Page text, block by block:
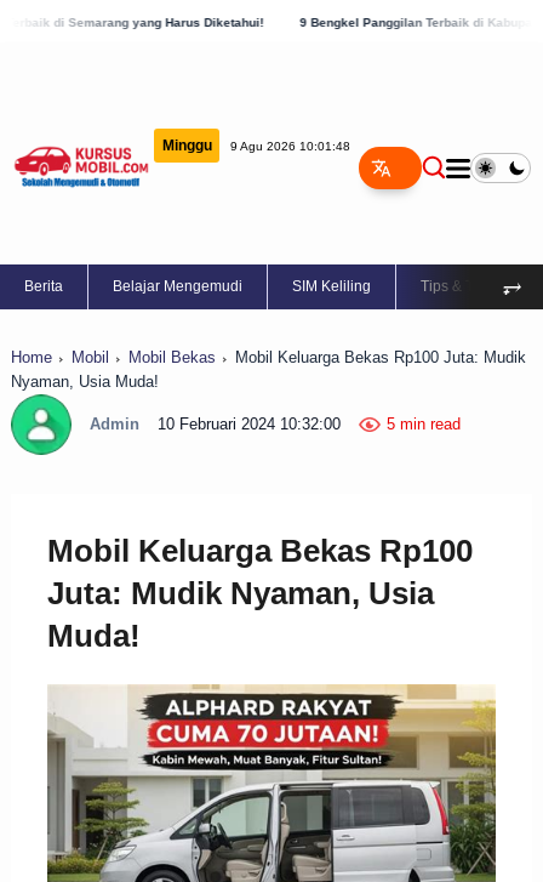
yang Harus Diketahui! 9 Bengkel Panggilan Terbaik di Kabupaten Semarang, Cek
Minggu 9 Agu 2026 10:01:49
Berita Belajar Mengemudi SIM Keliling Tips & Trik ⥅
Home Mobil Mobil Bekas
Mobil Keluarga Bekas Rp100 Juta: Mudik
Nyaman, Usia Muda!
Admin 10 Februari 2024 10:32:00 5 min read
Mobil Keluarga Bekas Rp100
Juta: Mudik Nyaman, Usia
Muda!